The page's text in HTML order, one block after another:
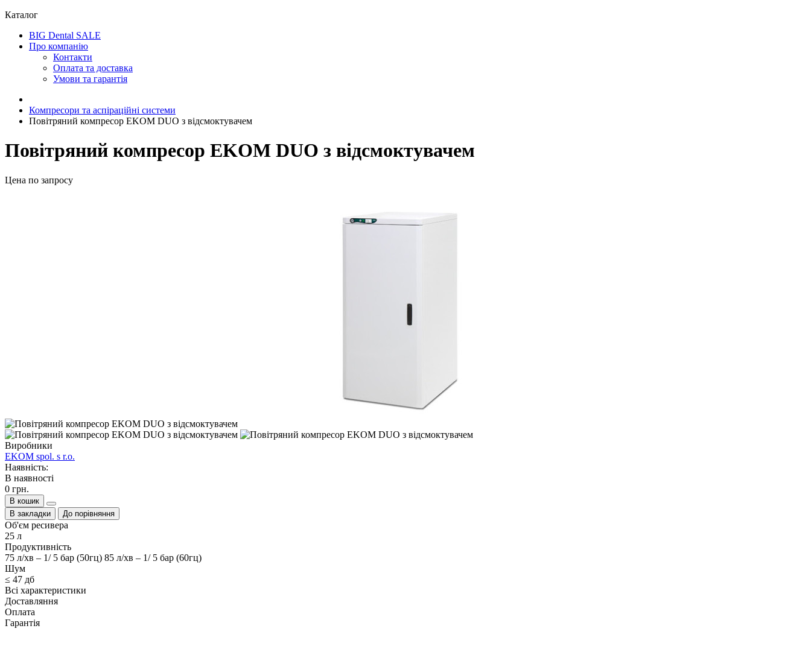
Каталог
BIG Dental SALE
Про компанію
Контакти
Оплата та доставка
Умови та гарантія
Компресори та аспіраційні системи
Повітряний компресор EKOM DUO з відсмоктувачем
Повітряний компресор EKOM DUO з відсмоктувачем
Цена по запросу
Виробники
EKOM spol. s r.o.
Наявність:
В наявності
0 грн.
В кошик
В закладки
До порівняння
Об'єм ресивера
25 л
Продуктивність
75 л/хв – 1/ 5 бар (50гц) 85 л/хв – 1/ 5 бар (60гц)
Шум
≤ 47 дб
Всі характеристики
Доставляння
Оплата
Гарантія